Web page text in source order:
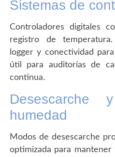
Sistemas de
Controladores digitales
registro de
logger y conectividad
útil para auditorías de
continua.
Desescarche
humedad
Modos de desescarche
optimizada para